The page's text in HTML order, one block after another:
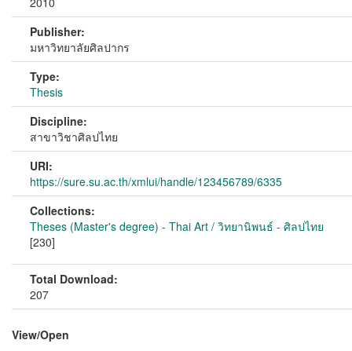
Publisher:
มหาวิทยาลัยศิลปากร
Type:
Thesis
Discipline:
สาขาวิชาศิลปไทย
URI:
https://sure.su.ac.th/xmlui/handle/123456789/6335
Collections:
Theses (Master's degree) - Thai Art / วิทยานิพนธ์ - ศิลปไทย
[230]
Total Download:
207
View/Open